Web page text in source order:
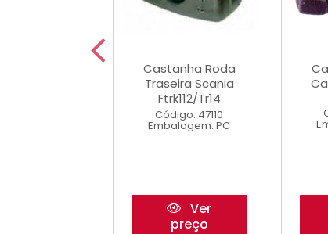
Castanha Roda
Traseira Scania
Ftrk112/Tr14
Código: 47110
Embalagem: PC
Ver
preço